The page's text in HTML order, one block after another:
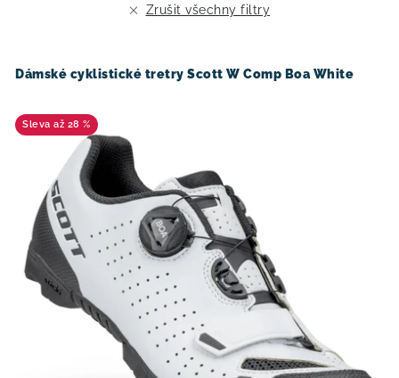
u
t
d
k
Zrušit všechny filtry
Dámské cyklistické tretry Scott W Comp Boa White
až 28 %